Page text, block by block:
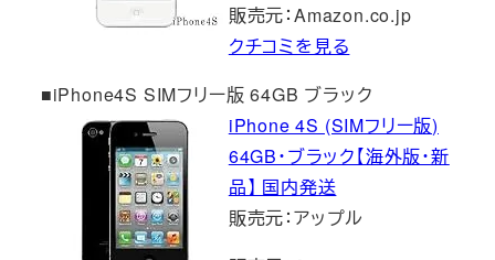
販売元：Amazon.co.jp
クチコミを見る
■iPhone4S SIMフリー版 64GB ブラック
iPhone 4S (SIMフリー版)
64GB・ブラック【海外版・新
品】 国内発送
販売元：アップル